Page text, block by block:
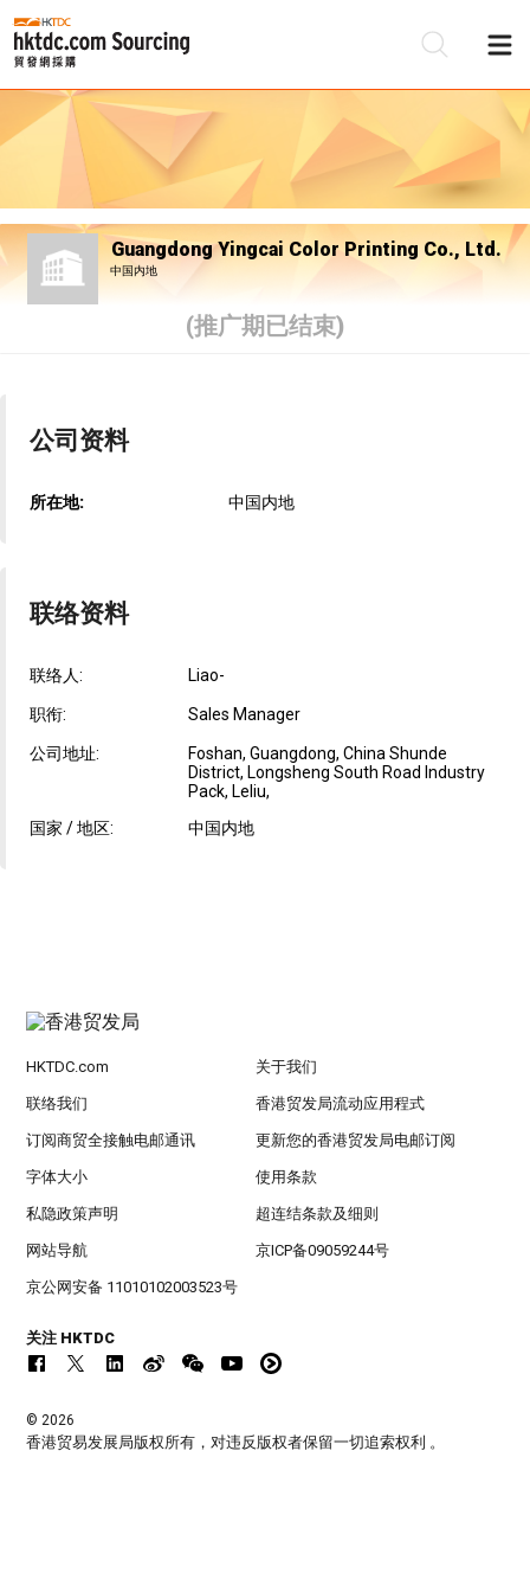
Guangdong Yingcai Color Printing Co., Ltd.
中国内地
(推广期已结束)
公司资料
所在地: 中国内地
联络资料
联络人: Liao-
职衔: Sales Manager
公司地址:
Foshan, Guangdong, China Shunde
District, Longsheng South Road Industry
Pack, Leliu,
国家 / 地区:
中国内地
HKTDC.com 关于我们
联络我们 香港贸发局流动应用程式
订阅商贸全接触电邮通讯 更新您的香港贸发局电邮订阅
字体大小 使用条款
私隐政策声明 超连结条款及细则
网站导航 京ICP备09059244号
京公网安备 11010102003523号
关注 HKTDC
© 2026
香港贸易发展局版权所有，对违反版权者保留一切追索权利 。